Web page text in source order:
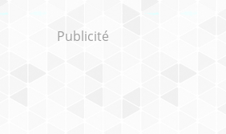
Publicité